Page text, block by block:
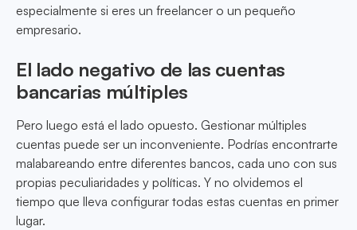
especialmente si eres un freelancer o un pequeño
empresario.
El lado negativo de las cuentas
bancarias múltiples
Pero luego está el lado opuesto. Gestionar múltiples
cuentas puede ser un inconveniente. Podrías encontrarte
malabareando entre diferentes bancos, cada uno con sus
propias peculiaridades y políticas. Y no olvidemos el
tiempo que lleva configurar todas estas cuentas en primer
lugar.